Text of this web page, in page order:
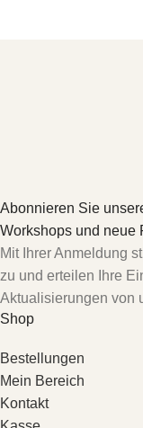
Abonnieren Sie
Workshops und neue
Mit Ihrer Anmeldung
zu und erteilen Ihre
Aktualisierungen von
Shop
Bestellungen
Mein Bereich
Kontakt